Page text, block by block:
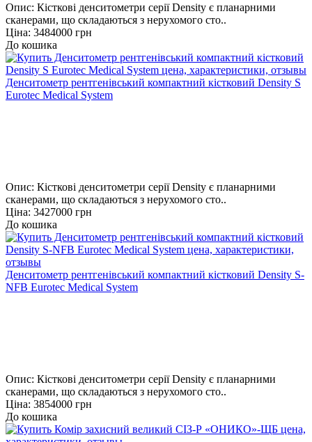
Опис: Кісткові денситометри серії Density є планарними
сканерами, що складаються з нерухомого сто..
Ціна: 3484000 грн
До кошика
Денситометр рентгенівський компактний кістковий Density S
Eurotec Medical System
Опис: Кісткові денситометри серії Density є планарними
сканерами, що складаються з нерухомого сто..
Ціна: 3427000 грн
До кошика
Денситометр рентгенівський компактний кістковий Density S-
NFB Eurotec Medical System
Опис: Кісткові денситометри серії Density є планарними
сканерами, що складаються з нерухомого сто..
Ціна: 3854000 грн
До кошика